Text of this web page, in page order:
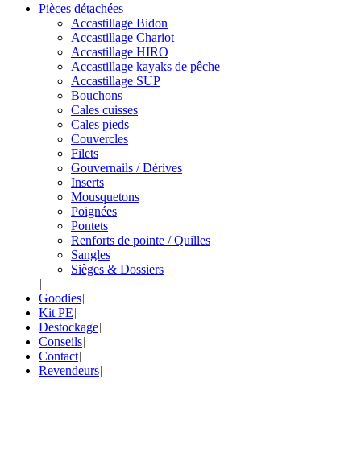
Pièces détachées
Accastillage Bidon
Accastillage Chariot
Accastillage HIRO
Accastillage kayaks de pêche
Accastillage SUP
Bouchons
Cales cuisses
Cales pieds
Couvercles
Filets
Gouvernails / Dérives
Inserts
Mousquetons
Poignées
Pontets
Renforts de pointe / Quilles
Sangles
Sièges & Dossiers
Goodies
Kit PE
Destockage
Conseils
Contact
Revendeurs